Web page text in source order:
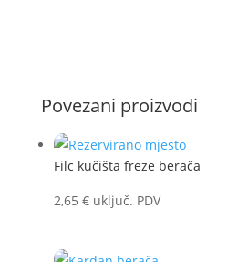
Povezani proizvodi
Filc kučišta freze berača
2,65 € uključ. PDV